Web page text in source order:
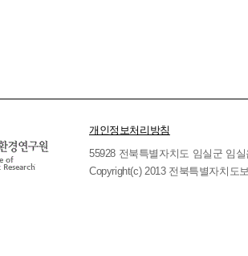
개인정보처리방침
55928 전북특별자치도 임실군 임
Copyright(c) 2013 전북특별자치도